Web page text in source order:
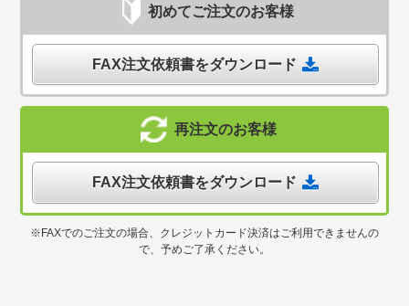
初めてご注文のお客様
FAX注文依頼書をダウンロード
再注文のお客様
FAX注文依頼書をダウンロード
※FAXでのご注文の場合、クレジットカード決済はご利用できませんの
で、予めご了承ください。